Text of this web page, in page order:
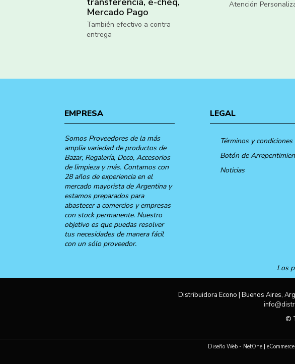
Mercado Pago
También efectivo a contra
entrega
Atención
EMPRESA
Somos Proveedores de la más
amplia variedad de productos de
Bazar, Regalería, Deco, Accesorios
de limpieza y más. Contamos con
28 años de experiencia en el
mercado mayorista de Argentina y
estamos preparados para
abastecer a comercios y empresas
con stock permanente. Nuestro
objetivo es que puedas resolver
tus necesidades de manera fácil
con un sólo proveedor.
LEGAL
Términos y condiciones
Botón de
Noticias
Los
Distribuidora Econo | Buenos Aires,
©
Diseño Web - NetOne |